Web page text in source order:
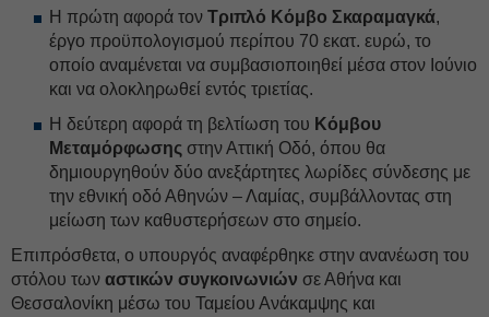
Η πρώτη αφορά τον Τριπλό Κόμβο Σκαραμαγκά,
έργο προϋπολογισμού περίπου 70 εκατ. ευρώ, το
οποίο αναμένεται να συμβασιοποιηθεί μέσα στον Ιούνιο
και να ολοκληρωθεί εντός τριετίας.
Η δεύτερη αφορά τη βελτίωση του Κόμβου
Μεταμόρφωσης στην Αττική Οδό, όπου θα
δημιουργηθούν δύο ανεξάρτητες λωρίδες σύνδεσης με
την εθνική οδό Αθηνών – Λαμίας, συμβάλλοντας στη
μείωση των καθυστερήσεων στο σημείο.
Επιπρόσθετα, ο υπουργός αναφέρθηκε στην ανανέωση του
στόλου των αστικών συγκοινωνιών σε Αθήνα και
Θεσσαλονίκη μέσω του Ταμείου Ανάκαμψης και